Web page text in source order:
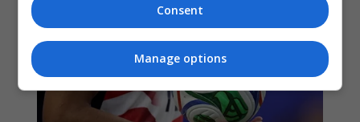
Consent
Manage options